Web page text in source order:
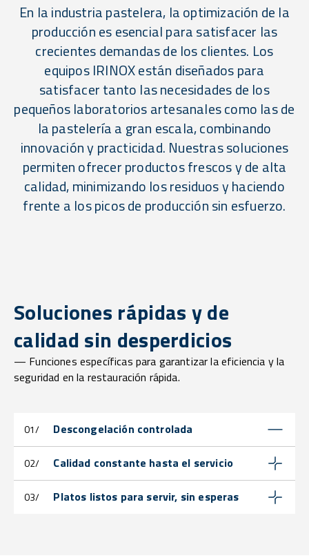
En la industria pastelera, la optimización de la
producción es esencial para satisfacer las
crecientes demandas de los clientes. Los
equipos IRINOX están diseñados para
satisfacer tanto las necesidades de los
pequeños laboratorios artesanales como las de
la pastelería a gran escala, combinando
innovación y practicidad. Nuestras soluciones
permiten ofrecer productos frescos y de alta
calidad, minimizando los residuos y haciendo
frente a los picos de producción sin esfuerzo.
Soluciones rápidas y de
calidad sin desperdicios
— Funciones específicas para garantizar la eficiencia y la
seguridad en la restauración rápida.
01/ Descongelación controlada
02/ Calidad constante hasta el servicio
03/ Platos listos para servir, sin esperas